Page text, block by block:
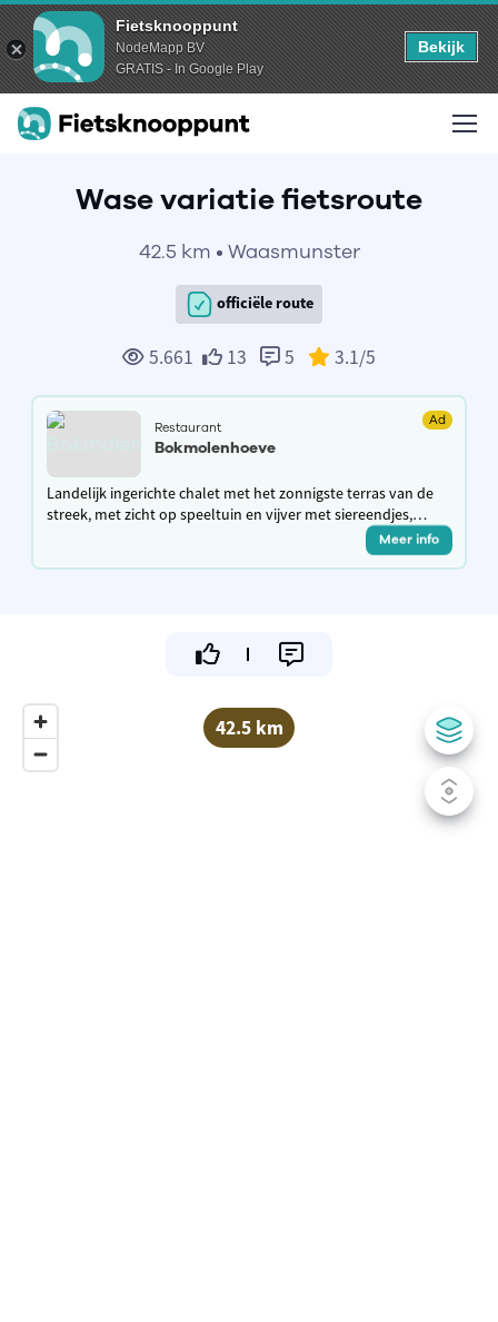
Fietsknooppunt
NodeMapp BV
GRATIS - In Google Play
Bekijk
Wase variatie fietsroute
42.5 km • Waasmunster
officiële route
5.661 13 5 3.1/5
Restaurant Ad
Bokmolenhoeve
Landelijk ingerichte chalet met het zonnigste terras van de
streek, met zicht op speeltuin en vijver met siereendjes,
hoeve met kippen, waar je kan genieten van de geneugten
Meer info
42.5 km